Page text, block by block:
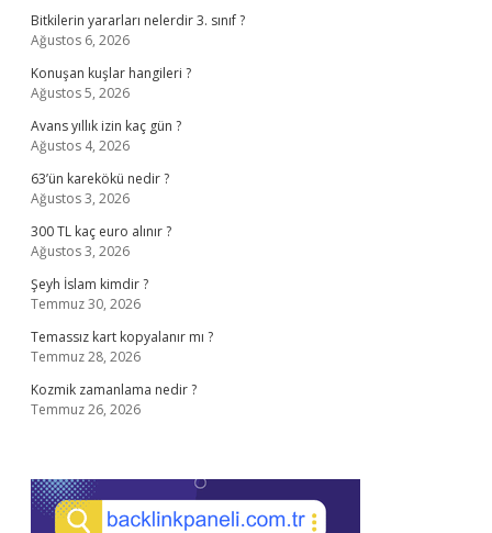
Bitkilerin yararları nelerdir 3. sınıf ?
Ağustos 6, 2026
Konuşan kuşlar hangileri ?
Ağustos 5, 2026
Avans yıllık izin kaç gün ?
Ağustos 4, 2026
63’ün karekökü nedir ?
Ağustos 3, 2026
300 TL kaç euro alınır ?
Ağustos 3, 2026
Şeyh İslam kimdir ?
Temmuz 30, 2026
Temassız kart kopyalanır mı ?
Temmuz 28, 2026
Kozmik zamanlama nedir ?
Temmuz 26, 2026